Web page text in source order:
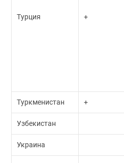
Турция +
Туркменистан +
Узбекистан
Украина